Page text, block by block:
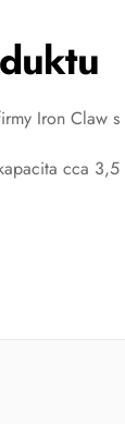
Iron Claw
cca